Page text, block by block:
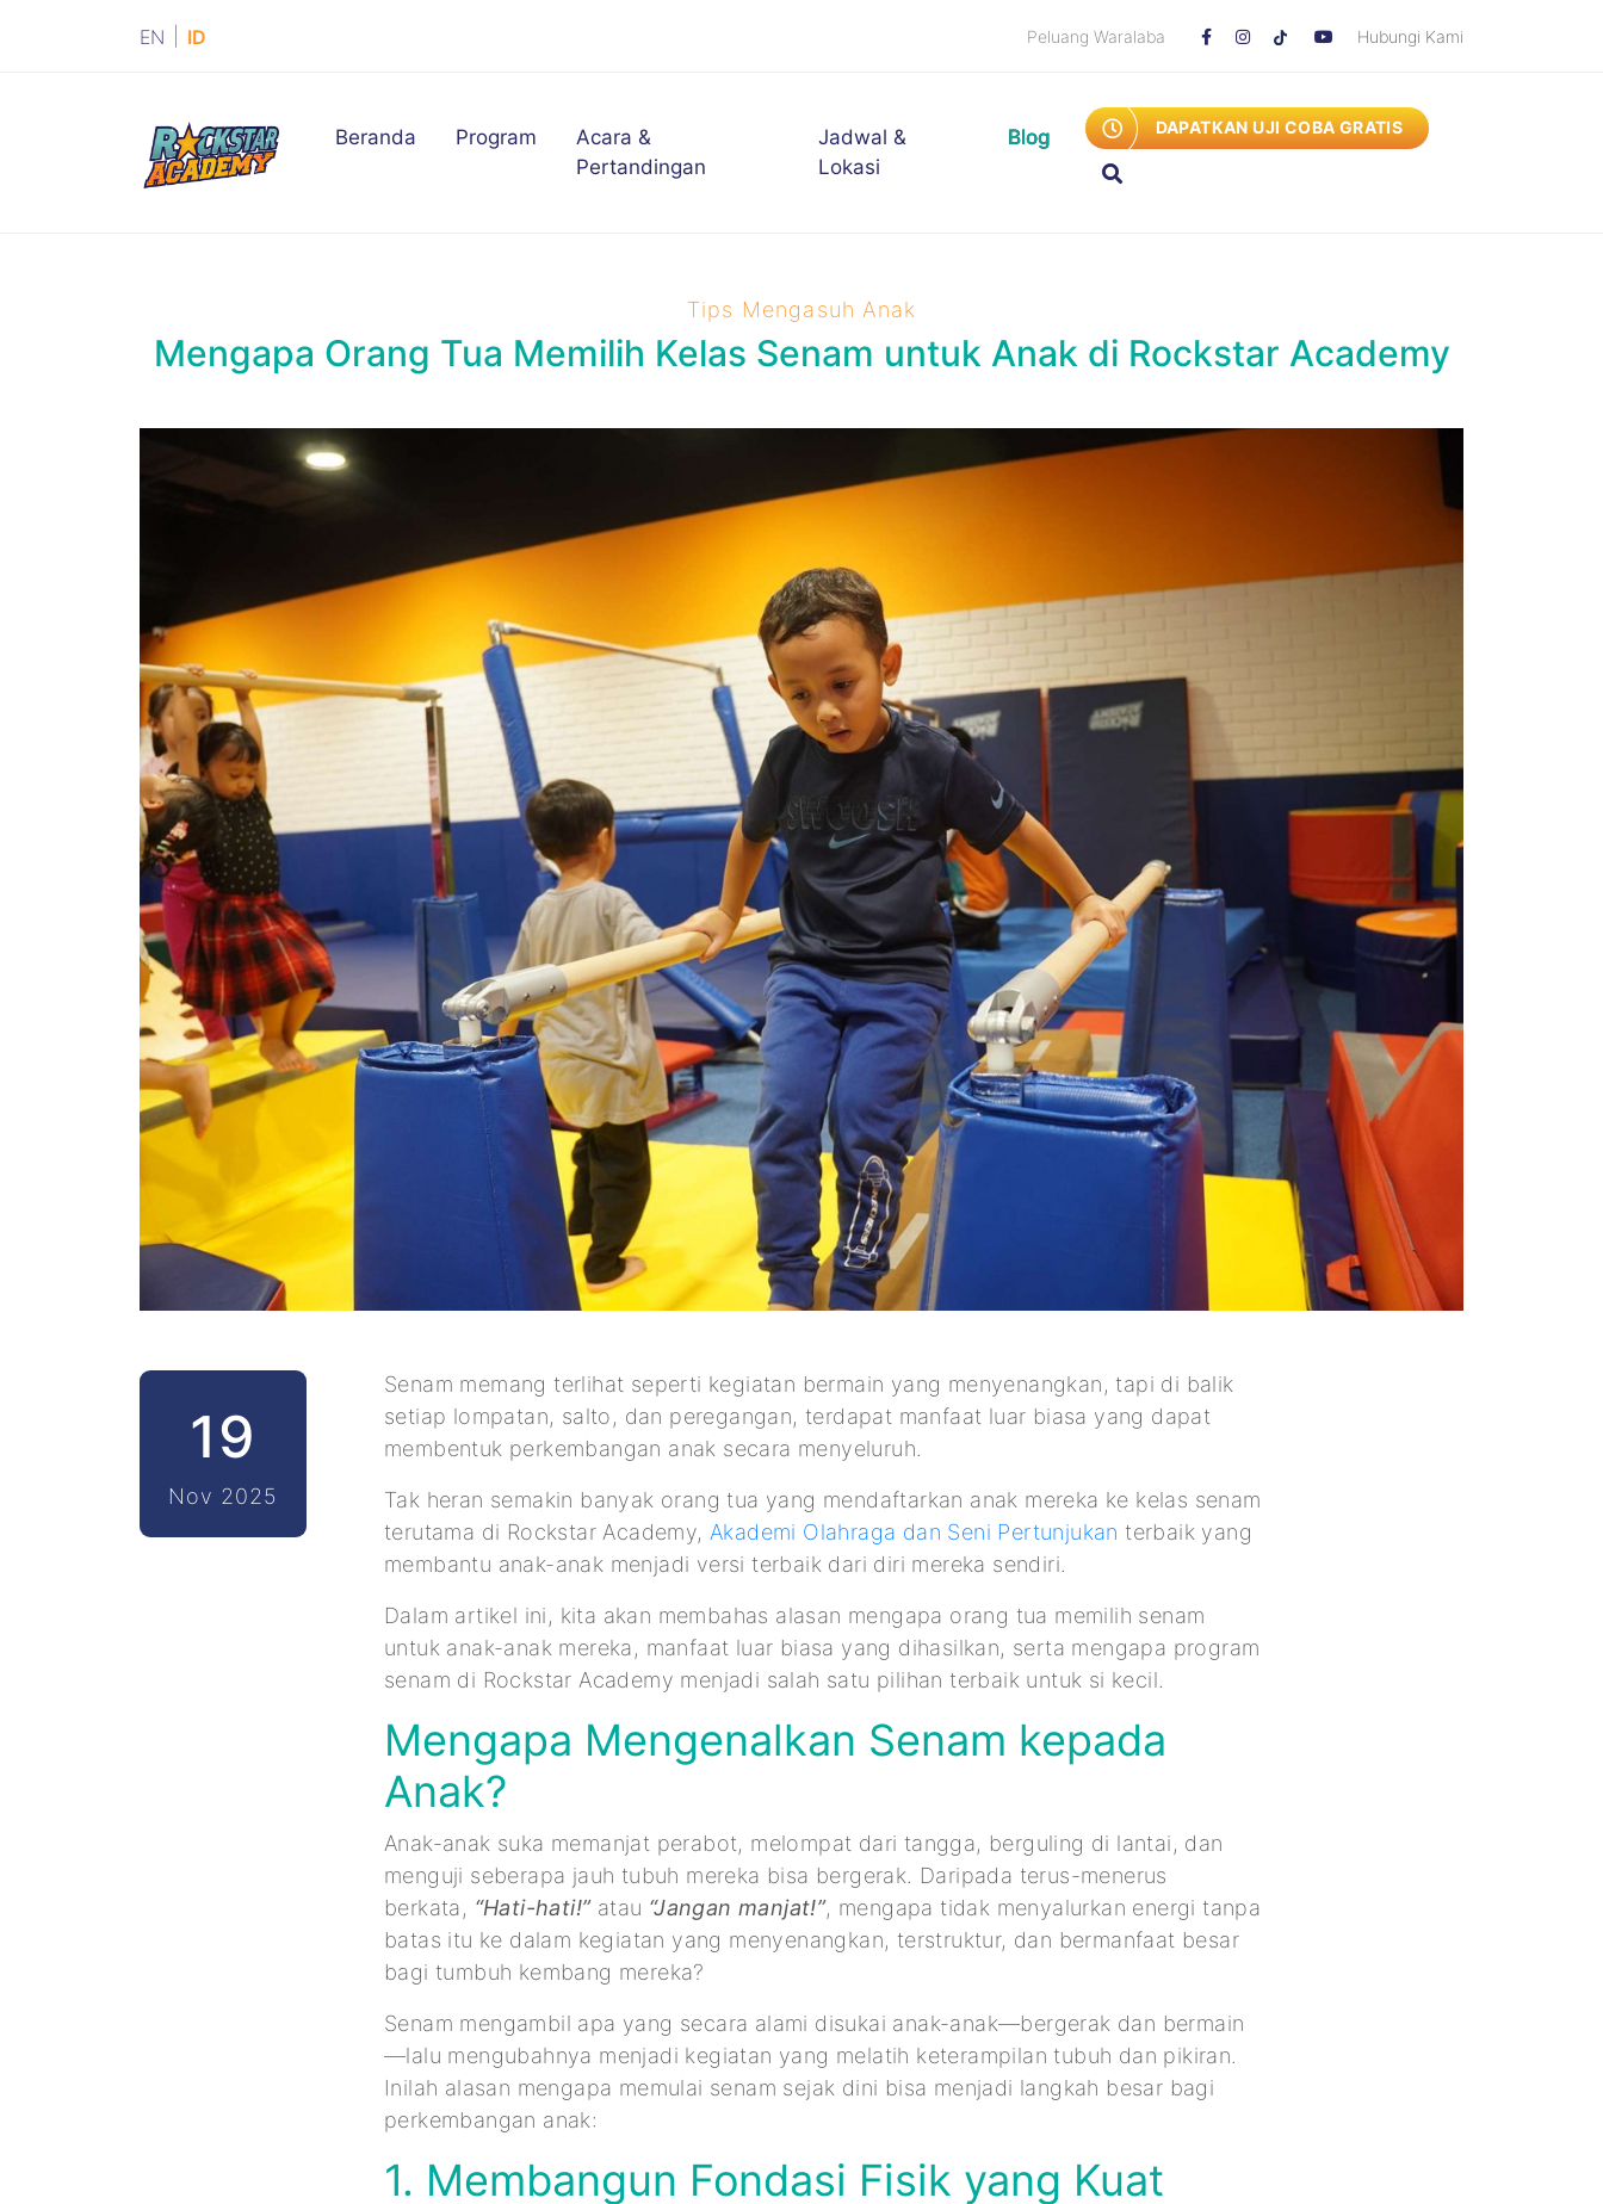
EN ID Peluang Waralaba Hubungi Kami
Beranda (current)
Program
Acara &
Pertandingan
Jadwal &
Lokasi
Blog DAPATKAN UJI COBA GRATIS
Tips Mengasuh Anak
Mengapa Orang Tua Memilih Kelas Senam untuk Anak di Rockstar Academy
19
Nov 2025
Senam memang terlihat seperti kegiatan bermain yang menyenangkan, tapi di balik
setiap lompatan, salto, dan peregangan, terdapat manfaat luar biasa yang dapat
membentuk perkembangan anak secara menyeluruh.
Tak heran semakin banyak orang tua yang mendaftarkan anak mereka ke kelas senam
terutama di Rockstar Academy, Akademi Olahraga dan Seni Pertunjukan terbaik yang
membantu anak-anak menjadi versi terbaik dari diri mereka sendiri.
Dalam artikel ini, kita akan membahas alasan mengapa orang tua memilih senam
untuk anak-anak mereka, manfaat luar biasa yang dihasilkan, serta mengapa program
senam di Rockstar Academy menjadi salah satu pilihan terbaik untuk si kecil.
Mengapa Mengenalkan Senam kepada
Anak?
Anak-anak suka memanjat perabot, melompat dari tangga, berguling di lantai, dan
menguji seberapa jauh tubuh mereka bisa bergerak. Daripada terus-menerus
berkata, “Hati-hati!”atau “Jangan manjat!”, mengapa tidak menyalurkan energi tanpa
batas itu ke dalam kegiatan yang menyenangkan, terstruktur, dan bermanfaat besar
bagi tumbuh kembang mereka?
Senam mengambil apa yang secara alami disukai anak-anak—bergerak dan bermain
—lalu mengubahnya menjadi kegiatan yang melatih keterampilan tubuh dan pikiran.
Inilah alasan mengapa memulai senam sejak dini bisa menjadi langkah besar bagi
perkembangan anak:
1. Membangun Fondasi Fisik yang Kuat